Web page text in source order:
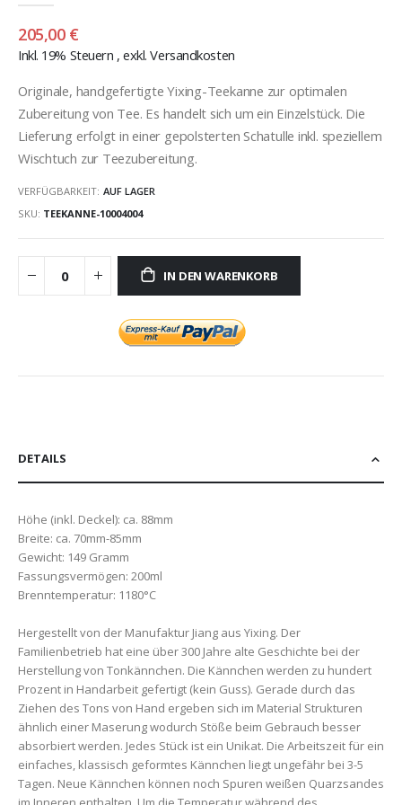
205,00 €
Inkl. 19% Steuern ,exkl.Versandkosten
Originale, handgefertigte Yixing-Teekanne zur optimalen
Zubereitung von Tee. Es handelt sich um ein Einzelstück. Die
Lieferung erfolgt in einer gepolsterten Schatulle inkl. speziellem
Wischtuch zur Teezubereitung.
VERFÜGBARKEIT: AUF LAGER
SKU TEEKANNE-10004004
IN DEN WARENKORB
DETAILS
Höhe (inkl. Deckel): ca. 88mm
Breite: ca. 70mm-85mm
Gewicht: 149 Gramm
Fassungsvermögen: 200ml
Brenntemperatur: 1180°C
Hergestellt von der Manufaktur Jiang aus Yixing. Der
Familienbetrieb hat eine über 300 Jahre alte Geschichte bei der
Herstellung von Tonkännchen. Die Kännchen werden zu hundert
Prozent in Handarbeit gefertigt (kein Guss). Gerade durch das
Ziehen des Tons von Hand ergeben sich im Material Strukturen
ähnlich einer Maserung wodurch Stöße beim Gebrauch besser
absorbiert werden. Jedes Stück ist ein Unikat. Die Arbeitszeit für ein
einfaches, klassisch geformtes Kännchen liegt ungefähr bei 3-5
Tagen. Neue Kännchen können noch Spuren weißen Quarzsandes